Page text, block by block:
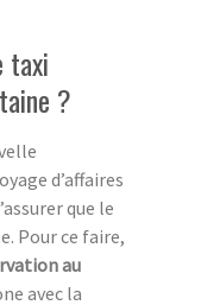
taxi
?
d’affaires
que le
Pour ce faire,
au
avec la